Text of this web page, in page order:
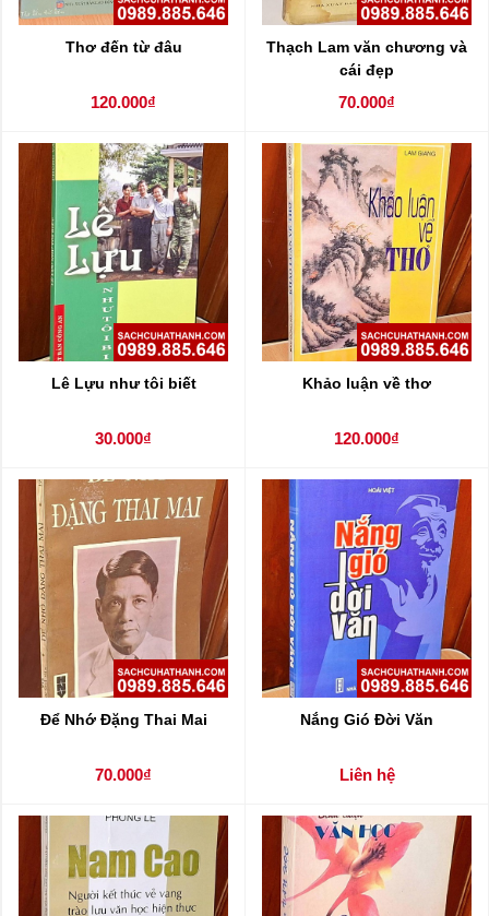
Thơ đến từ đâu
120.000₫
Thạch Lam văn chương và
cái đẹp
70.000₫
Lê Lựu như tôi biết
30.000₫
Khảo luận về thơ
120.000₫
Để Nhớ Đặng Thai Mai
70.000₫
Nắng Gió Đời Văn
Liên hệ